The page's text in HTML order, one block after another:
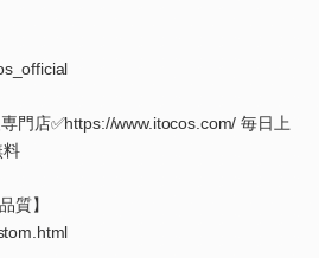
門店✅https://www.itocos.com/ 毎日上
料
質】